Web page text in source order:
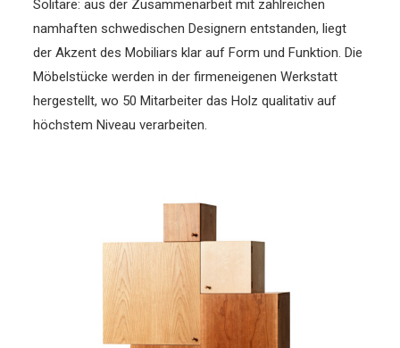
Solitäre: aus der Zusammenarbeit mit zahlreichen
namhaften schwedischen Designern entstanden, liegt
der Akzent des Mobiliars klar auf Form und Funktion. Die
Möbelstücke werden in der firmeneigenen Werkstatt
hergestellt, wo 50 Mitarbeiter das Holz qualitativ auf
höchstem Niveau verarbeiten.